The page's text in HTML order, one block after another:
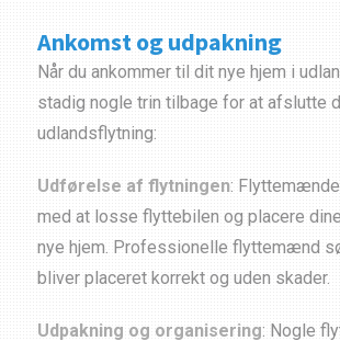
Ankomst og udpakning
Når du ankommer til dit nye hjem i
stadig nogle trin tilbage for at afslutte
udlandsflytning:
Udførelse af flytningen:
med at losse flyttebilen og placere
nye hjem. Professionelle flyttemænd
bliver placeret korrekt og uden skader.
Udpakning og organisering: Nogle